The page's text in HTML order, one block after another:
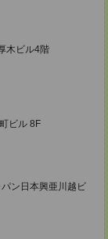
木ビル4階
ビル 8F
ン日本興亜川越ビ